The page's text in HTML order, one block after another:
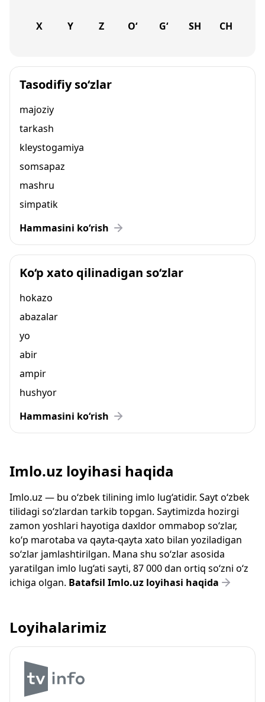
X Y Z O‘ G‘ SH CH
Tasodifiy so‘zlar
majoziy
tarkash
kleystogamiya
somsapaz
mashru
simpatik
Hammasini ko‘rish
Ko‘p xato qilinadigan so‘zlar
hokazo
abazalar
yo
abir
ampir
hushyor
Hammasini ko‘rish
Imlo.uz loyihasi haqida
Imlo.uz — bu o‘zbek tilining imlo lug‘atidir. Sayt o‘zbek
tilidagi so‘zlardan tarkib topgan. Saytimizda hozirgi
zamon yoshlari hayotiga daxldor ommabop so‘zlar,
ko‘p marotaba va qayta-qayta xato bilan yoziladigan
so‘zlar jamlashtirilgan. Mana shu so‘zlar asosida
yaratilgan imlo lug‘ati sayti, 87 000 dan ortiq so‘zni o‘z
ichiga olgan. Batafsil Imlo.uz loyihasi haqida
Loyihalarimiz